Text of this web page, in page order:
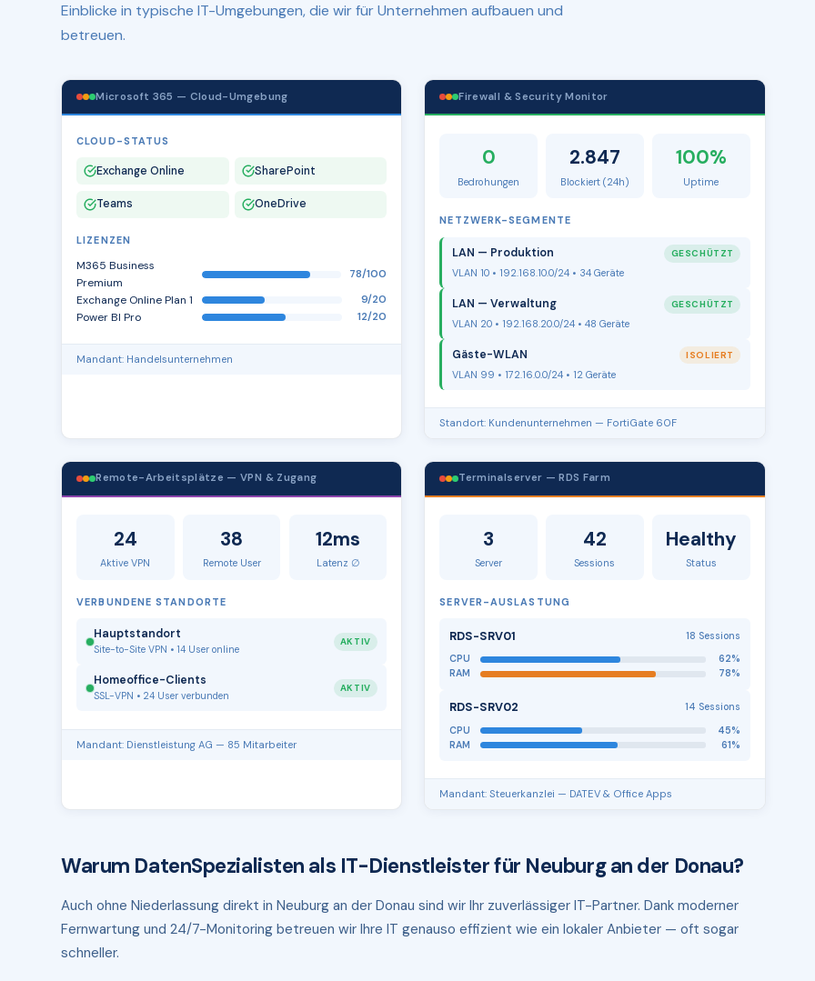
Einblicke in typische IT-Umgebungen, die wir für Unternehmen aufbauen und
betreuen.
Microsoft 365 — Cloud-Umgebung
CLOUD-STATUS
Exchange Online SharePoint
Teams OneDrive
LIZENZEN
M365 Business
Premium
78/100
Exchange Online Plan 1 9/20
Power BI Pro 12/20
Mandant: Handelsunternehmen
Firewall & Security Monitor
0
Bedrohungen
2.847
Blockiert (24h)
100%
Uptime
NETZWERK-SEGMENTE
LAN — Produktion GESCHÜTZT
VLAN 10 • 192.168.10.0/24 • 34 Geräte
LAN — Verwaltung GESCHÜTZT
VLAN 20 • 192.168.20.0/24 • 48 Geräte
Gäste-WLAN ISOLIERT
VLAN 99 • 172.16.0.0/24 • 12 Geräte
Standort: Kundenunternehmen — FortiGate 60F
Remote-Arbeitsplätze — VPN & Zugang
24
Aktive VPN
38
Remote User
12ms
Latenz ∅
VERBUNDENE STANDORTE
Hauptstandort
Site-to-Site VPN • 14 User online
AKTIV
Homeoffice-Clients
SSL-VPN • 24 User verbunden
AKTIV
Mandant: Dienstleistung AG — 85 Mitarbeiter
Terminalserver — RDS Farm
3
Server
42
Sessions
Healthy
Status
SERVER-AUSLASTUNG
RDS-SRV01
18 Sessions
CPU
62%
RAM
78%
RDS-SRV02
14 Sessions
CPU
45%
RAM
61%
Mandant: Steuerkanzlei — DATEV & Office Apps
Warum DatenSpezialisten als IT-Dienstleister für Neuburg an der Donau?
Auch ohne Niederlassung direkt in Neuburg an der Donau sind wir Ihr zuverlässiger IT-Partner. Dank moderner
Fernwartung und 24/7-Monitoring betreuen wir Ihre IT genauso effizient wie ein lokaler Anbieter — oft sogar
schneller.